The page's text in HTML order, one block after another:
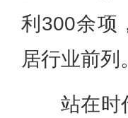
利300余项
居行业前列
站在时